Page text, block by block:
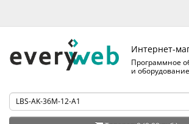
Интернет-
Программное
и